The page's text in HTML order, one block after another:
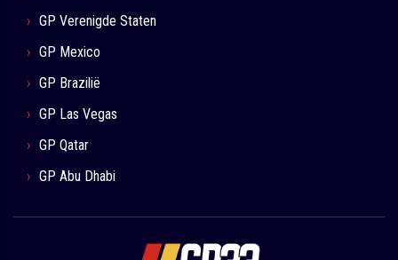
GP Verenigde Staten
GP Mexico
GP Brazilië
GP Las Vegas
GP Qatar
GP Abu Dhabi